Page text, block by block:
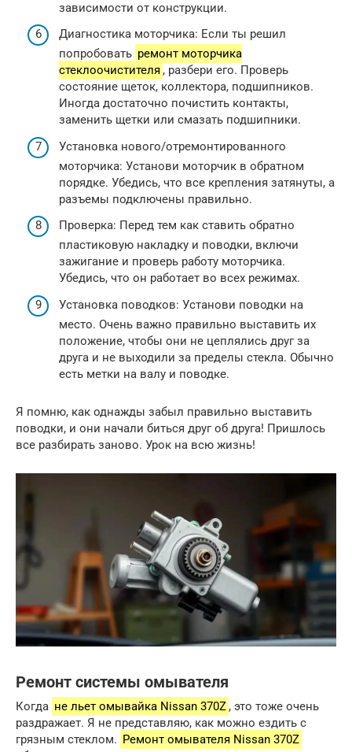
зависимости от конструкции.
Диагностика моторчика: Если ты решил
попробовать ремонт моторчика
стеклоочистителя , разбери его. Проверь
состояние щеток, коллектора, подшипников.
Иногда достаточно почистить контакты,
заменить щетки или смазать подшипники.
Установка нового/отремонтированного
моторчика: Установи моторчик в обратном
порядке. Убедись, что все крепления затянуты, а
разъемы подключены правильно.
Проверка: Перед тем как ставить обратно
пластиковую накладку и поводки, включи
зажигание и проверь работу моторчика.
Убедись, что он работает во всех режимах.
Установка поводков: Установи поводки на
место. Очень важно правильно выставить их
положение, чтобы они не цеплялись друг за
друга и не выходили за пределы стекла. Обычно
есть метки на валу и поводке.
Я помню, как однажды забыл правильно выставить
поводки, и они начали биться друг об друга! Пришлось
все разбирать заново. Урок на всю жизнь!
Ремонт системы омывателя
Когда не льет омывайка Nissan 370Z , это тоже очень
раздражает. Я не представляю, как можно ездить с
грязным стеклом. Ремонт омывателя Nissan 370Z